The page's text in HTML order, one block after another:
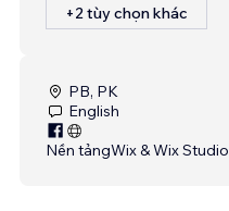
+2 tùy chọn khác
PB, PK
English
Nền tảngWix & Wix Studio